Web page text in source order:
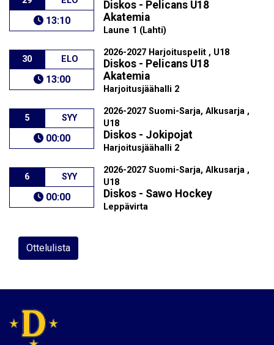
13:10
Diskos - Pelicans U18
Akatemia
Laune 1 (Lahti)
30 ELO
13:00
2026-2027 Harjoituspelit , U18
Diskos - Pelicans U18
Akatemia
Harjoitusjäähalli 2
5 SYY
00:00
2026-2027 Suomi-Sarja, Alkusarja ,
U18
Diskos - Jokipojat
Harjoitusjäähalli 2
6 SYY
00:00
2026-2027 Suomi-Sarja, Alkusarja ,
U18
Diskos - Sawo Hockey
Leppävirta
Ottelulista